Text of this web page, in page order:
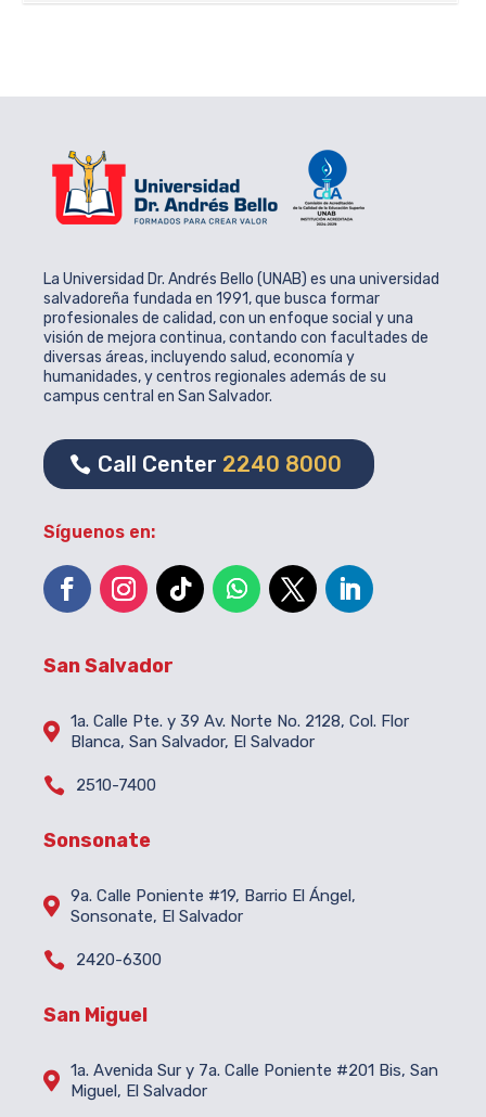
La Universidad Dr. Andrés Bello (UNAB) es una universidad
salvadoreña fundada en 1991, que busca formar
profesionales de calidad, con un enfoque social y una
visión de mejora continua, contando con facultades de
diversas áreas, incluyendo salud, economía y
humanidades, y centros regionales además de su
campus central en San Salvador.
Call Center 2240 8000
Síguenos en:
San Salvador
 1a. Calle Pte. y 39 Av. Norte No. 2128, Col. Flor
Blanca, San Salvador, El Salvador
 2510-7400
Sonsonate
 9a. Calle Poniente #19, Barrio El Ángel,
Sonsonate, El Salvador
 2420-6300
San Miguel
 1a. Avenida Sur y 7a. Calle Poniente #201 Bis, San
Miguel, El Salvador